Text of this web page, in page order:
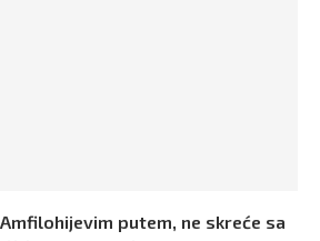
putem, ne skreće sa